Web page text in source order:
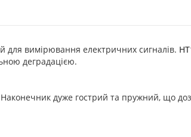
для вимірювання електричних сигналів.
деградацією.
дуже гострий та пружний, що